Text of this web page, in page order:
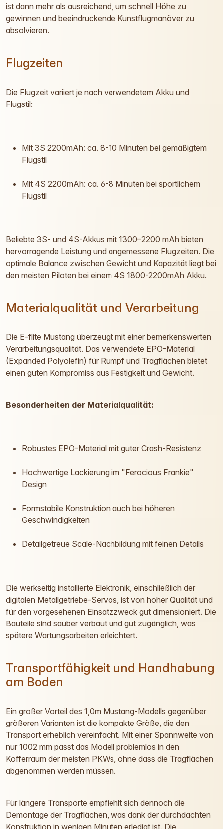
ist dann mehr als ausreichend, um schnell Höhe zu
gewinnen und beeindruckende Kunstflugmanöver zu
absolvieren.
Flugzeiten
Die Flugzeit variiert je nach verwendetem Akku und
Flugstil:
Mit 3S 2200mAh: ca. 8-10 Minuten bei gemäßigtem
Flugstil
Mit 4S 2200mAh: ca. 6-8 Minuten bei sportlichem
Flugstil
Beliebte 3S- und 4S-Akkus mit 1300–2200 mAh bieten
hervorragende Leistung und angemessene Flugzeiten. Die
optimale Balance zwischen Gewicht und Kapazität liegt bei
den meisten Piloten bei einem 4S 1800-2200mAh Akku.
Materialqualität und Verarbeitung
Die E-flite Mustang überzeugt mit einer bemerkenswerten
Verarbeitungsqualität. Das verwendete EPO-Material
(Expanded Polyolefin) für Rumpf und Tragflächen bietet
einen guten Kompromiss aus Festigkeit und Gewicht.
Besonderheiten der Materialqualität:
Robustes EPO-Material mit guter Crash-Resistenz
Hochwertige Lackierung im "Ferocious Frankie"
Design
Formstabile Konstruktion auch bei höheren
Geschwindigkeiten
Detailgetreue Scale-Nachbildung mit feinen Details
Die werkseitig installierte Elektronik, einschließlich der
digitalen Metallgetriebe-Servos, ist von hoher Qualität und
für den vorgesehenen Einsatzzweck gut dimensioniert. Die
Bauteile sind sauber verbaut und gut zugänglich, was
spätere Wartungsarbeiten erleichtert.
Transportfähigkeit und Handhabung
am Boden
Ein großer Vorteil des 1,0m Mustang-Modells gegenüber
größeren Varianten ist die kompakte Größe, die den
Transport erheblich vereinfacht. Mit einer Spannweite von
nur 1002 mm passt das Modell problemlos in den
Kofferraum der meisten PKWs, ohne dass die Tragflächen
abgenommen werden müssen.
Für längere Transporte empfiehlt sich dennoch die
Demontage der Tragflächen, was dank der durchdachten
Konstruktion in wenigen Minuten erledigt ist. Die